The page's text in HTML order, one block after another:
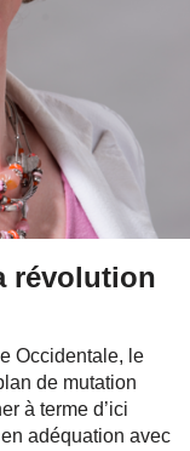
révolution
Occidentale, le
de mutation
à terme d’ici
adéquation avec